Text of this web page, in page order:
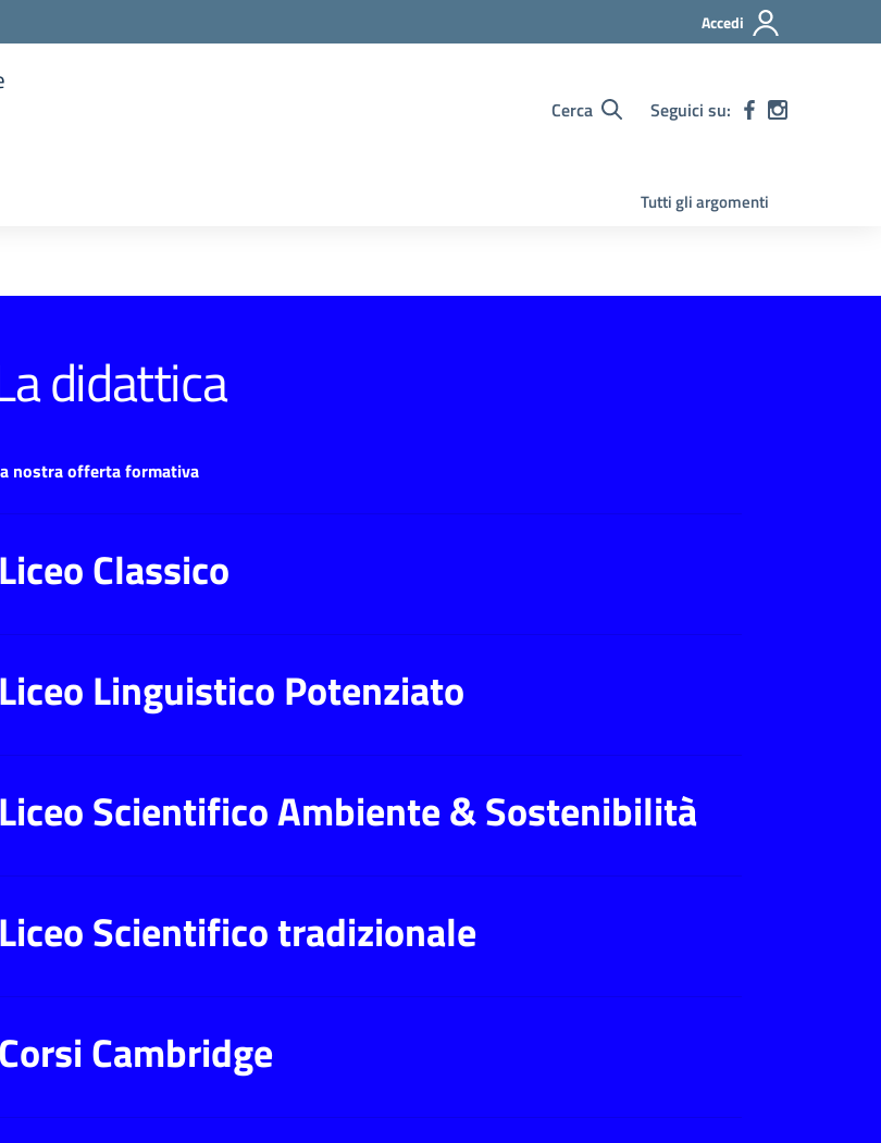
Accedi
Cerca Seguici su:
Tutti gli argomenti
didattica
nostra offerta formativa
Liceo Classico
Liceo Linguistico Potenziato
Liceo Scientifico Ambiente & Sostenibilità
Liceo Scientifico tradizionale
Corsi Cambridge